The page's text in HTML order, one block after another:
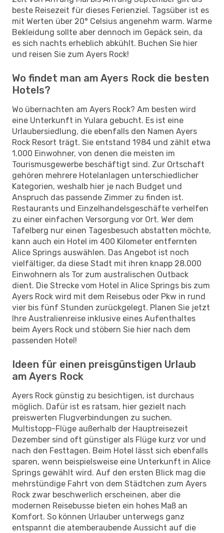
beste Reisezeit für dieses Ferienziel. Tagsüber ist es
mit Werten über 20° Celsius angenehm warm. Warme
Bekleidung sollte aber dennoch im Gepäck sein, da
es sich nachts erheblich abkühlt. Buchen Sie hier
und reisen Sie zum Ayers Rock!
Wo findet man am Ayers Rock die besten
Hotels?
Wo übernachten am Ayers Rock? Am besten wird
eine Unterkunft in Yulara gebucht. Es ist eine
Urlaubersiedlung, die ebenfalls den Namen Ayers
Rock Resort trägt. Sie entstand 1984 und zählt etwa
1.000 Einwohner, von denen die meisten im
Tourismusgewerbe beschäftigt sind. Zur Ortschaft
gehören mehrere Hotelanlagen unterschiedlicher
Kategorien, weshalb hier je nach Budget und
Anspruch das passende Zimmer zu finden ist.
Restaurants und Einzelhandelsgeschäfte verhelfen
zu einer einfachen Versorgung vor Ort. Wer dem
Tafelberg nur einen Tagesbesuch abstatten möchte,
kann auch ein Hotel im 400 Kilometer entfernten
Alice Springs auswählen. Das Angebot ist noch
vielfältiger, da diese Stadt mit ihren knapp 28.000
Einwohnern als Tor zum australischen Outback
dient. Die Strecke vom Hotel in Alice Springs bis zum
Ayers Rock wird mit dem Reisebus oder Pkw in rund
vier bis fünf Stunden zurückgelegt. Planen Sie jetzt
Ihre Australienreise inklusive eines Aufenthaltes
beim Ayers Rock und stöbern Sie hier nach dem
passenden Hotel!
Ideen für einen preisgünstigen Urlaub
am Ayers Rock
Ayers Rock günstig zu besichtigen, ist durchaus
möglich. Dafür ist es ratsam, hier gezielt nach
preiswerten Flugverbindungen zu suchen.
Multistopp-Flüge außerhalb der Hauptreisezeit
Dezember sind oft günstiger als Flüge kurz vor und
nach den Festtagen. Beim Hotel lässt sich ebenfalls
sparen, wenn beispielsweise eine Unterkunft in Alice
Springs gewählt wird. Auf den ersten Blick mag die
mehrstündige Fahrt von dem Städtchen zum Ayers
Rock zwar beschwerlich erscheinen, aber die
modernen Reisebusse bieten ein hohes Maß an
Komfort. So können Urlauber unterwegs ganz
entspannt die atemberaubende Aussicht auf die